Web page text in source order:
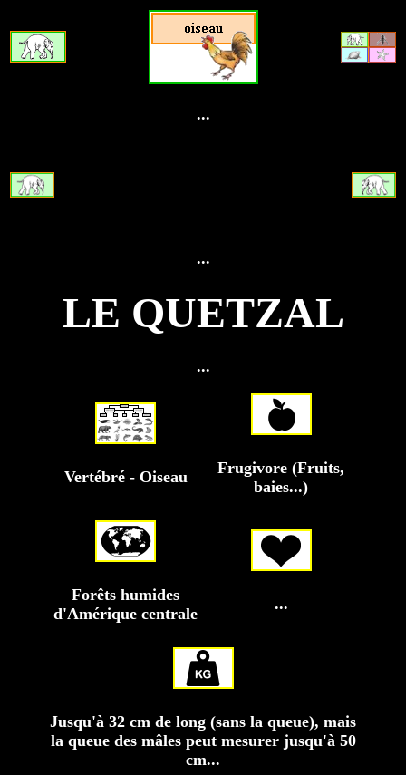
...
...
LE QUETZAL
...
Vertébré - Oiseau
Frugivore (Fruits,
baies...)
Forêts humides
d'Amérique centrale
...
Jusqu'à 32 cm de long (sans la queue), mais
la queue des mâles peut mesurer jusqu'à 50
cm...